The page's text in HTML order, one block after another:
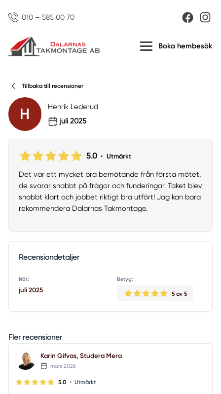
010 – 585 00 70
Boka hembesök
Tillbaka till recensioner
H
Henrik Lederud
juli 2025
5.0 • Utmärkt
Det var ett mycket bra bemötande från första mötet,
de svarar snabbt på frågor och funderingar. Taket blev
snabbt klart och jobbet riktigt bra utfört! Jag kan bara
rekommendera Dalarnas Takmontage.
Recensiondetaljer
När:
juli 2025
Betyg:
5 av 5
Fler recensioner
Karin Gifvas, Studera Mera
mars 2026
5.0 • Utmärkt